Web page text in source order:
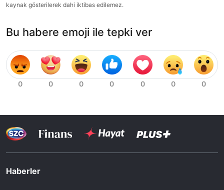
kaynak gösterilerek dahi iktibas edilemez.
Bu habere emoji ile tepki ver
Haberler